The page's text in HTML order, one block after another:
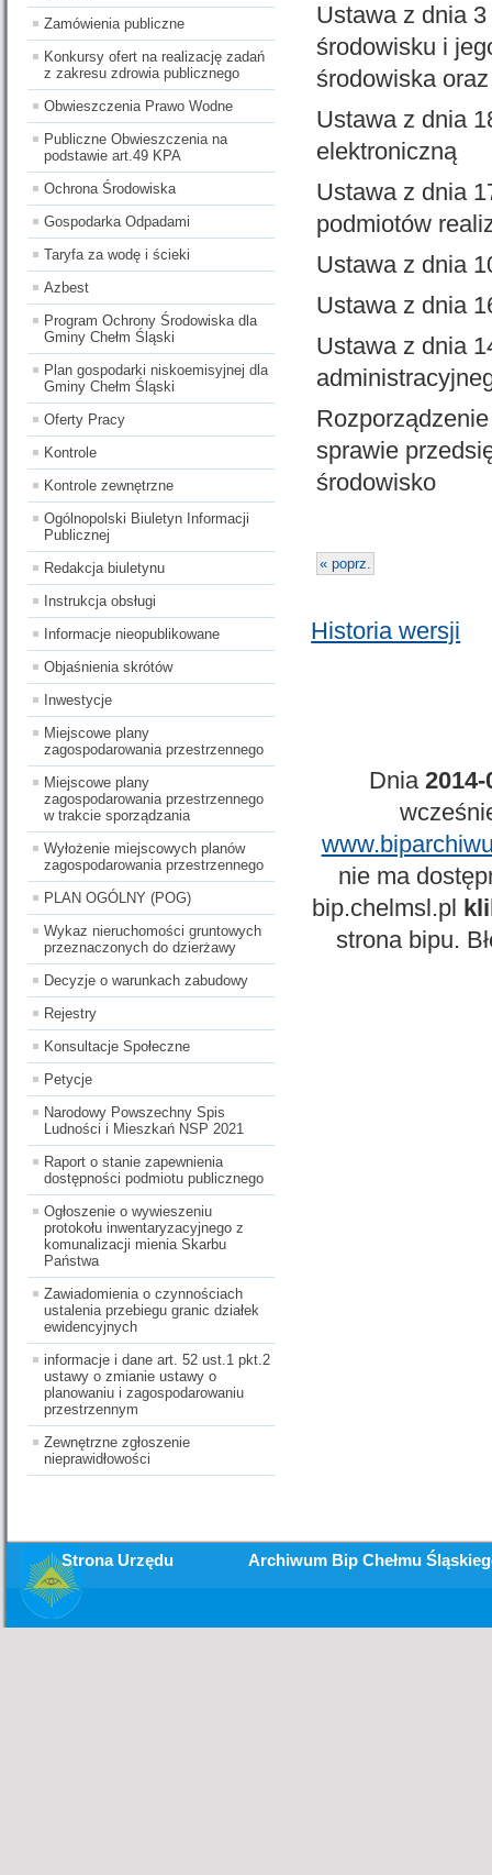
Zamówienia publiczne
Konkursy ofert na realizację zadań
z zakresu zdrowia publicznego
Obwieszczenia Prawo Wodne
Publiczne Obwieszczenia na
podstawie art.49 KPA
Ochrona Środowiska
Gospodarka Odpadami
Taryfa za wodę i ścieki
Azbest
Program Ochrony Środowiska dla
Gminy Chełm Śląski
Plan gospodarki niskoemisyjnej dla
Gminy Chełm Śląski
Oferty Pracy
Kontrole
Kontrole zewnętrzne
Ogólnopolski Biuletyn Informacji
Publicznej
Redakcja biuletynu
Instrukcja obsługi
Informacje nieopublikowane
Objaśnienia skrótów
Inwestycje
Miejscowe plany
zagospodarowania przestrzennego
Miejscowe plany
zagospodarowania przestrzennego
w trakcie sporządzania
Wyłożenie miejscowych planów
zagospodarowania przestrzennego
PLAN OGÓLNY (POG)
Wykaz nieruchomości gruntowych
przeznaczonych do dzierżawy
Decyzje o warunkach zabudowy
Rejestry
Konsultacje Społeczne
Petycje
Narodowy Powszechny Spis
Ludności i Mieszkań NSP 2021
Raport o stanie zapewnienia
dostępności podmiotu publicznego
Ogłoszenie o wywieszeniu
protokołu inwentaryzacyjnego z
komunalizacji mienia Skarbu
Państwa
Zawiadomienia o czynnościach
ustalenia przebiegu granic działek
ewidencyjnych
informacje i dane art. 52 ust.1 pkt.2
ustawy o zmianie ustawy o
planowaniu i zagospodarowaniu
przestrzennym
Zewnętrzne zgłoszenie
nieprawidłowości
Ustawa z dnia
środowisku i
środowiska
Ustawa z dnia
elektroniczną
Ustawa z dnia
podmiotów
Ustawa z dnia
Ustawa z dnia
Ustawa z dnia
sprawie
środowisko
« poprz.
Historia wersji
Dnia 2014-
nie ma
bip.chelmsl.pl
strona bipu.
Strona Urzędu Archiwum Bip Chełmu